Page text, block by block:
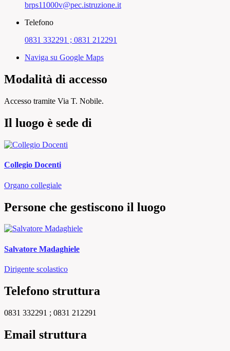
brps11000v@pec.istruzione.it
Telefono
0831 332291 ; 0831 212291
Naviga su Google Maps
Modalità di accesso
Accesso tramite Via T. Nobile.
Il luogo è sede di
Collegio Docenti
Organo collegiale
Persone che gestiscono il luogo
Salvatore Madaghiele
Dirigente scolastico
Telefono struttura
0831 332291 ; 0831 212291
Email struttura